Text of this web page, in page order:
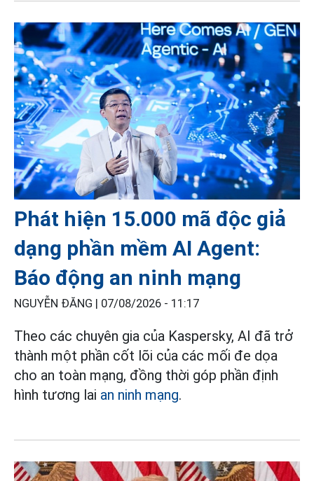
Phát hiện 15.000 mã độc giả
dạng phần mềm AI Agent:
Báo động an ninh mạng
NGUYỄN ĐĂNG | 07/08/2026 - 11:17
Theo các chuyên gia của Kaspersky, AI đã trở
thành một phần cốt lõi của các mối đe dọa
cho an toàn mạng, đồng thời góp phần định
hình tương lai an ninh mạng.